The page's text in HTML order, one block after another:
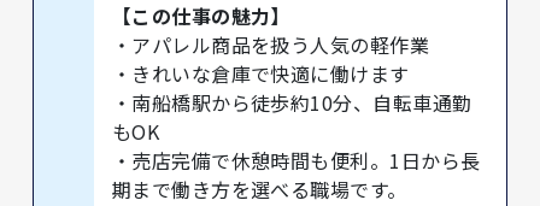
【この仕事の魅力】
・アパレル商品を扱う人気の軽作業
・きれいな倉庫で快適に働けます
・南船橋駅から徒歩約10分、自転車通勤
もOK
・売店完備で休憩時間も便利。1日から長
期まで働き方を選べる職場です。